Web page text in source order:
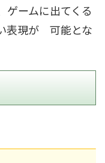
ゲームに出てくる
表現が 可能とな